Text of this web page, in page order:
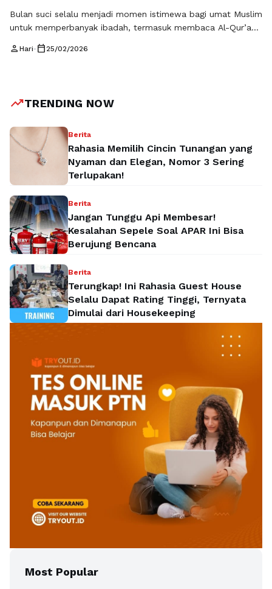
Bulan suci selalu menjadi momen istimewa bagi umat Muslim
untuk memperbanyak ibadah, termasuk membaca Al-Qur’an.
romadhon dilipatgandakan, sehingga setiap huruf yang
Baca Selengkapnya
person Hari• calendar_today 25/02/2026
trending_upTRENDING NOW
Berita
Rahasia Memilih Cincin Tunangan yang
Nyaman dan Elegan, Nomor 3 Sering
Terlupakan!
Berita
Jangan Tunggu Api Membesar!
Kesalahan Sepele Soal APAR Ini Bisa
Berujung Bencana
Berita
Terungkap! Ini Rahasia Guest House
Selalu Dapat Rating Tinggi, Ternyata
Dimulai dari Housekeeping
Most Popular